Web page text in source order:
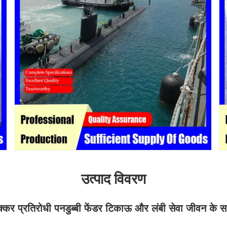
उत्पाद विवरण
प्रतिरोधी पनडुब्बी फेंडर टिकाऊ और लंबी सेवा जीवन के